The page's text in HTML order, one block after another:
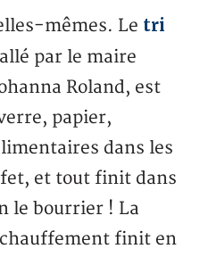
mêmes. Le tri
par le maire
Roland, est
papier,
dans les
et tout finit dans
le bourrier ! La
finit en